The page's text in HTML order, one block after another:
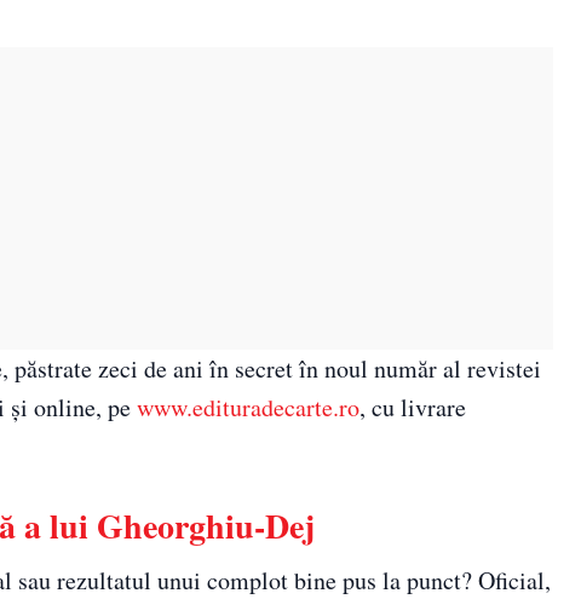
păstrate zeci de ani în secret în noul număr al revistei
și online, pewww.edituradecarte.ro, cu livrare
a lui Gheorghiu-Dej
sau rezultatul unui complot bine pus la punct? Oficial,